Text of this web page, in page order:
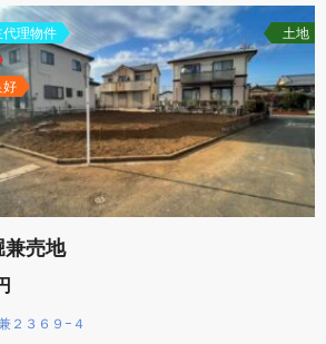
理物件
好
土地
売地
２３６９−４